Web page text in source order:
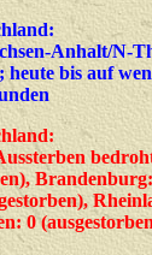
Anhalt/N-
heute bis auf
0